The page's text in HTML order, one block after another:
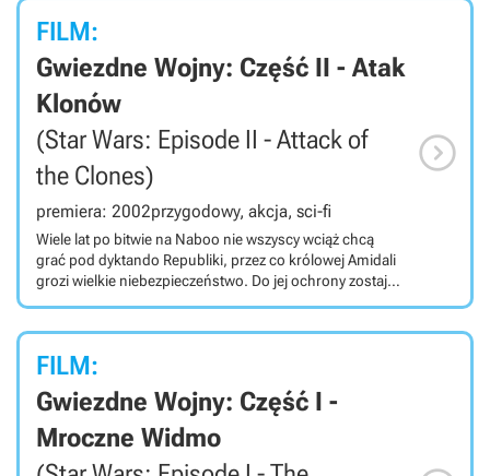
FILM:
Gwiezdne Wojny: Część II - Atak
Klonów
(Star Wars: Episode II - Attack of
the Clones)
premiera: 2002przygodowy, akcja, sci-fi
Wiele lat po bitwie na Naboo nie wszyscy wciąż chcą
grać pod dyktando Republiki, przez co królowej Amidali
grozi wielkie niebezpieczeństwo. Do jej ochrony zostają
przydzieleni Jedi Anakin Skywalker i Obi-Wan Kenobi,

FILM:
Gwiezdne Wojny: Część I -
Mroczne Widmo